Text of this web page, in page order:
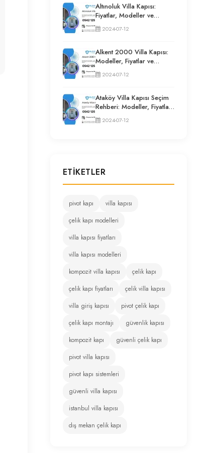
Altınoluk Villa Kapısı:
Fiyatlar, Modeller ve
Uzman Seçim Rehberi
2024-07-12
Alkent 2000 Villa Kapısı:
Modeller, Fiyatlar ve
Uzman Seçim Rehberi
2024-07-12
Ataköy Villa Kapısı Seçim
Rehberi: Modeller, Fiyatlar
ve Uzman Tavsiyeleri
2024-07-12
ETIKETLER
pivot kapı
villa kapısı
çelik kapı modelleri
villa kapısı fiyatları
villa kapısı modelleri
kompozit villa kapısı
çelik kapı
çelik kapı fiyatları
çelik villa kapısı
villa giriş kapısı
pivot çelik kapı
çelik kapı montajı
güvenlik kapısı
kompozit kapı
güvenli çelik kapı
pivot villa kapısı
pivot kapı sistemleri
güvenli villa kapısı
istanbul villa kapısı
dış mekan çelik kapı